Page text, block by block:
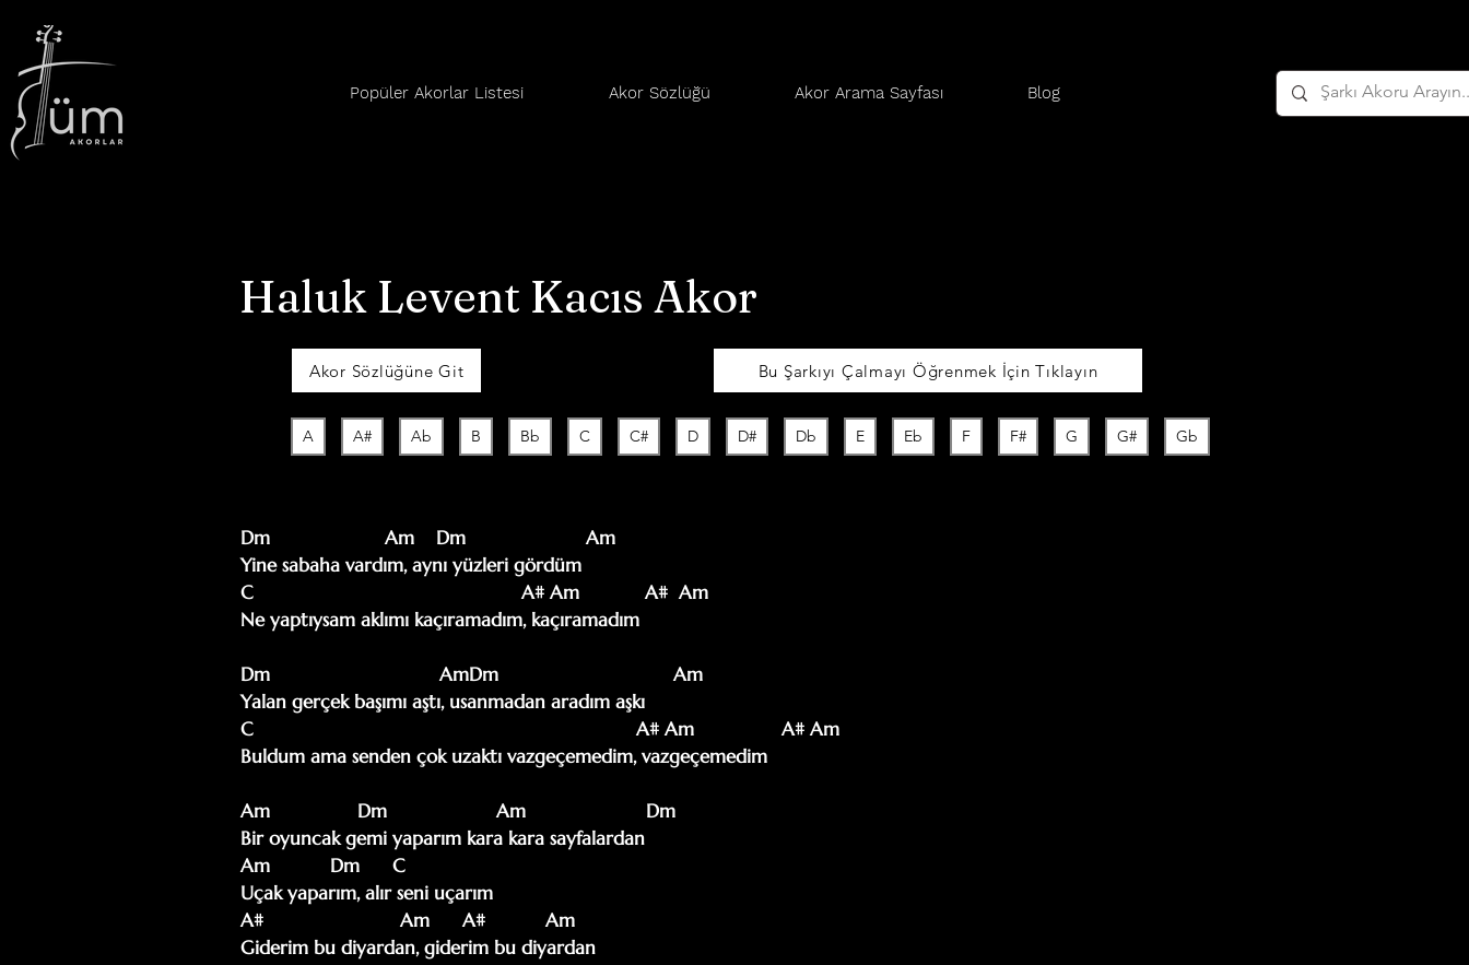
Popüler Akorlar Listesi Akor Sözlüğü Akor Arama Sayfası Blog
Haluk Levent Kacıs Akor
Akor Sözlüğüne Git Bu Şarkıyı Çalmayı Öğrenmek İçin Tıklayın
A A# Ab B Bb C C# D D# Db E Eb F F# G G# Gb
Dm                     Am    Dm                      Am
Yine sabaha vardım, aynı yüzleri gördüm
C                                                 A# Am            A#  Am
Ne yaptıysam aklımı kaçıramadım, kaçıramadım
Dm                               AmDm                                Am
Yalan gerçek başımı aştı, usanmadan aradım aşkı
C                                                                      A# Am                A# Am
Buldum ama senden çok uzaktı vazgeçemedim, vazgeçemedim
Am                Dm                    Am                      Dm
Bir oyuncak gemi yaparım kara kara sayfalardan
Am           Dm      C
Uçak yaparım, alır seni uçarım
A#                         Am      A#           Am
Giderim bu diyardan, giderim bu diyardan